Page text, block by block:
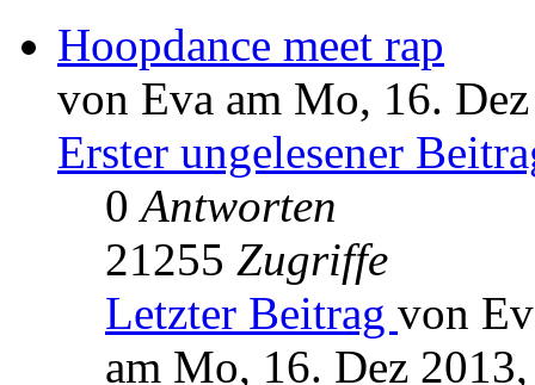
Hoopdance meet rap
von Eva am Mo, 16.
Erster ungelesener
0Antworten
21255 Zugriffe
Letzter Beitrag von
am Mo, 16. Dez